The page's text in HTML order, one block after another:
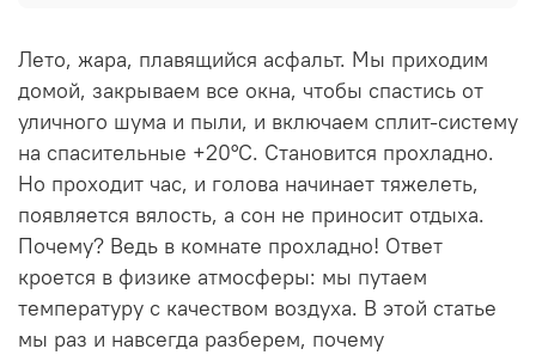
Лето, жара, плавящийся асфальт. Мы приходим
домой, закрываем все окна, чтобы спастись от
уличного шума и пыли, и включаем сплит-систему
на спасительные +20°C. Становится прохладно.
Но проходит час, и голова начинает тяжелеть,
появляется вялость, а сон не приносит отдыха.
Почему? Ведь в комнате прохладно! Ответ
кроется в физике атмосферы: мы путаем
температуру с качеством воздуха. В этой статье
мы раз и навсегда разберем, почему